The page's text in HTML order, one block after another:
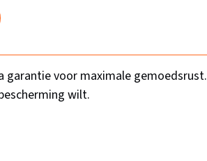
garantie voor maximale gemoedsrust.
wilt.